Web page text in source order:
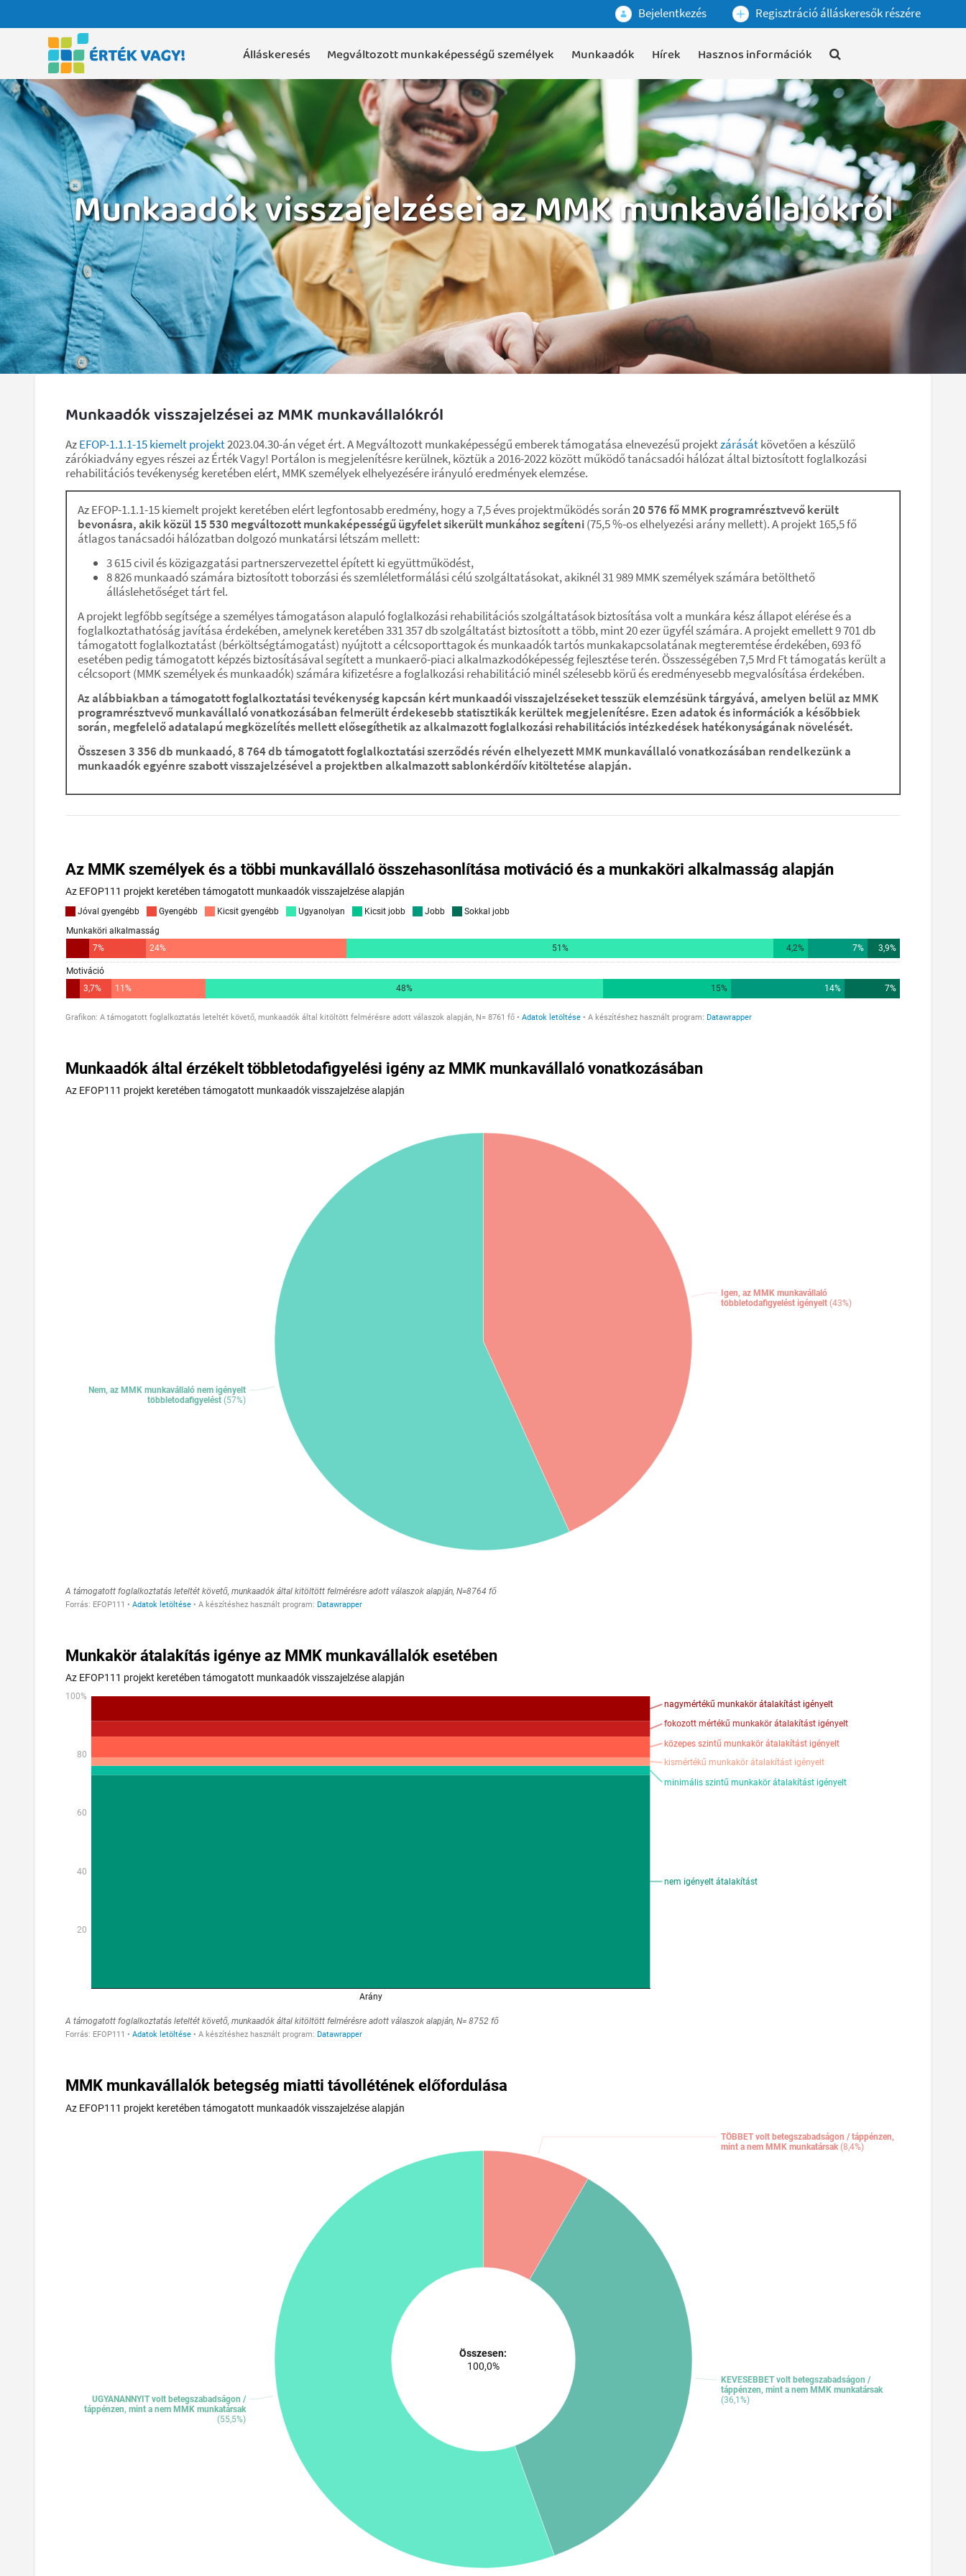
Bejelentkezés Regisztráció álláskeresők részére
Álláskeresés Megváltozott munkaképességű személyek Munkaadók Hírek Hasznos információk
Munkaadók visszajelzései az MMK munkavállalókról
Munkaadók visszajelzései az MMK munkavállalókról
AzEFOP-1.1.1-15 kiemelt projekt2023.04.30-án véget ért. A Megváltozott munkaképességű emberek támogatása elnevezésű projektzárásátkövetően a készülő
zárókiadvány egyes részei az Érték Vagy! Portálon is megjelenítésre kerülnek, köztük a 2016-2022 között működő tanácsadói hálózat által biztosított foglalkozási
rehabilitációs tevékenység keretében elért, MMK személyek elhelyezésére irányuló eredmények elemzése.
Az EFOP-1.1.1-15 kiemelt projekt keretében elért legfontosabb eredmény, hogy a 7,5 éves projektműködés során20 576 fő MMK programrésztvevő került
bevonásra, akik közül 15 530 megváltozott munkaképességű ügyfelet sikerült munkához segíteni(75,5 %-os elhelyezési arány mellett). A projekt 165,5 fő
átlagos tanácsadói hálózatban dolgozó munkatársi létszám mellett:
3 615 civil és közigazgatási partnerszervezettel épített ki együttműködést,
8 826 munkaadó számára biztosított toborzási és szemléletformálási célú szolgáltatásokat, akiknél 31 989 MMK személyek számára betölthető
álláslehetőséget tárt fel.
A projekt legfőbb segítsége a személyes támogatáson alapuló foglalkozási rehabilitációs szolgáltatások biztosítása volt a munkára kész állapot elérése és a
foglalkoztathatóság javítása érdekében, amelynek keretében 331 357 db szolgáltatást biztosított a több, mint 20 ezer ügyfél számára. A projekt emellett 9 701 db
támogatott foglalkoztatást (bérköltségtámogatást) nyújtott a célcsoporttagok és munkaadók tartós munkakapcsolatának megteremtése érdekében, 693 fő
esetében pedig támogatott képzés biztosításával segített a munkaerő-piaci alkalmazkodóképesség fejlesztése terén. Összességében 7,5 Mrd Ft támogatás került a
célcsoport (MMK személyek és munkaadók) számára kifizetésre a foglalkozási rehabilitáció minél szélesebb körű és eredményesebb megvalósítása érdekében.
Az alábbiakban a támogatott foglalkoztatási tevékenység kapcsán kért munkaadói visszajelzéseket tesszük elemzésünk tárgyává, amelyen belül az MMK
programrésztvevő munkavállaló vonatkozásában felmerült érdekesebb statisztikák kerültek megjelenítésre. Ezen adatok és információk a későbbiek
során, megfelelő adatalapú megközelítés mellett elősegíthetik az alkalmazott foglalkozási rehabilitációs intézkedések hatékonyságának növelését.
Összesen 3 356 db munkaadó, 8 764 db támogatott foglalkoztatási szerződés révén elhelyezett MMK munkavállaló vonatkozásában rendelkezünk a
munkaadók egyénre szabott visszajelzésével a projektben alkalmazott sablonkérdőív kitöltetése alapján.